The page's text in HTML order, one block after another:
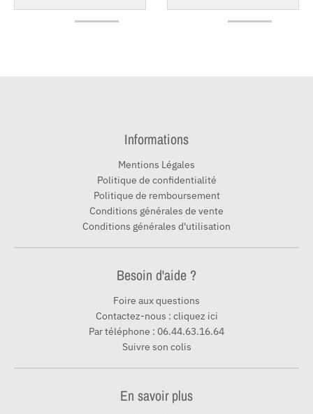
Informations
Mentions Légales
Politique de confidentialité
Politique de remboursement
Conditions générales de vente
Conditions générales d'utilisation
Besoin d'aide ?
Foire aux questions
Contactez-nous : cliquez ici
Par téléphone : 06.44.63.16.64
Suivre son colis
En savoir plus